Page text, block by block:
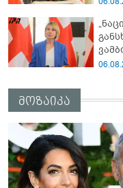
მოზაიკა